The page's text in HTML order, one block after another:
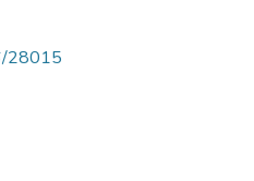
28015